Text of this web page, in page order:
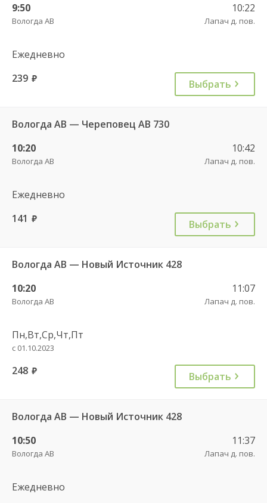
9:50
Вологда АВ
10:22
Лапач д. пов.
Ежедневно
239 руб. Выбрать
Вологда АВ — Череповец АВ 730
10:20
Вологда АВ
10:42
Лапач д. пов.
Ежедневно
141 руб. Выбрать
Вологда АВ — Новый Источник 428
10:20
Вологда АВ
11:07
Лапач д. пов.
Пн,Вт,Ср,Чт,Пт
с 01.10.2023
248 руб. Выбрать
Вологда АВ — Новый Источник 428
10:50
Вологда АВ
11:37
Лапач д. пов.
Ежедневно